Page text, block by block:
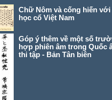
Chữ Nôm và cống hiến với
học cổ Việt Nam
Góp ý thêm về một số
hợp phiên âm trong Quốc
thi tập - Bản Tân biên